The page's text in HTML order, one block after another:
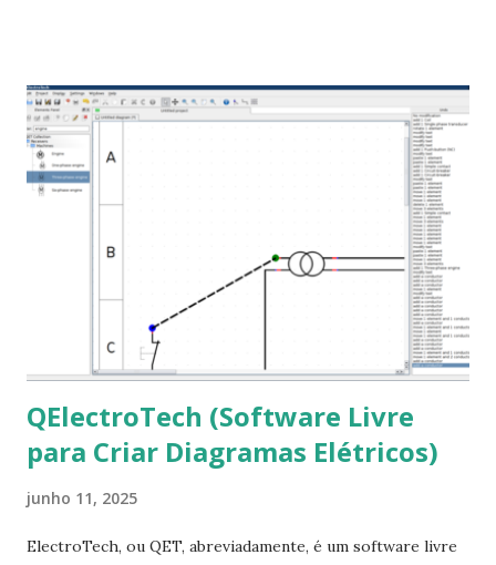
que contém essas fontes. Ao instalar o GNU/Linux abra o
terminal e execute o comando: $ sudo apt-get install ttf-
mscorefonts-installer Leia os termos de uso e avance
clicando em “Ok” Agora aceite os termos de uso clicando
em “Sim” Pronto agora abra o LibreOffice e veja se as
fontes Times New Roman, Arial estão instaladas. Caso
ocorra algum erro ou precisa reinstalar, execute: $ sudo
apt-get install --reinstall ttf-mscorefonts-installer
QElectroTech (Software Livre
para Criar Diagramas Elétricos)
junho 11, 2025
ElectroTech, ou QET, abreviadamente, é um software livre